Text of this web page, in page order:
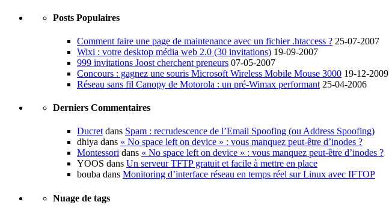
Posts Populaires
Comment faire une page de maintenance avec un fichier .htaccess ? 25-07-2007
Wixi : votre desktop média web 2.0 (30 invitations) 19-09-2007
999 invitations Joost cherchent preneurs 07-05-2007
Concours : gagnez une souris Microsoft Wireless Mobile Mouse 3000 19-12-2009
Réseau sans fil Canopy de Motorola : un pré-Wimax performant 25-04-2006
Derniers Commentaires
Ducretdans Spam : recrudescence de l’Email Spoofing (ou Address Spoofing)
dhiya dans « No space left on device » : vous manquez peut-être d’inodes ?
Montessori dans « No space left on device » : vous manquez peut-être d’inodes ?
YOOS dans Un serveur TFTP gratuit et facile à mettre en place
bouba dans Monitoring d’interface réseau en temps réel sur Linux avec IFTOP
Nuage de tags